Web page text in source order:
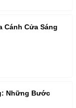
Cánh Cửa Sáng
Những Bước